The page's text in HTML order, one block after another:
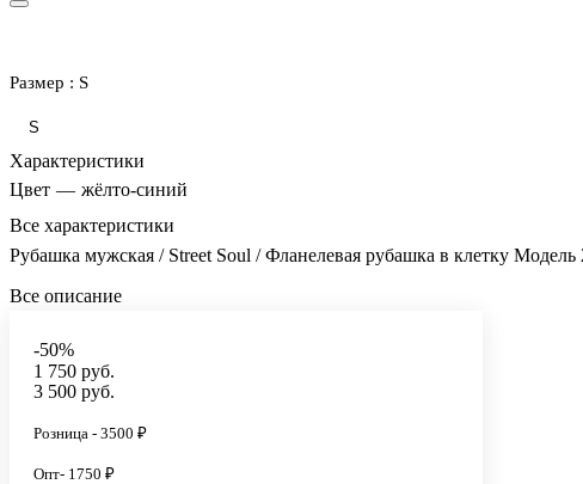
Размер : S
S
Характеристики
Цвет — жёлто-синий
Все характеристики
Рубашка мужская / Street Soul / Фланелевая рубашка в клетку
Все описание
-50%
1 750 руб.
3 500 руб.
Розница - 3500 ₽
Опт- 1750 ₽